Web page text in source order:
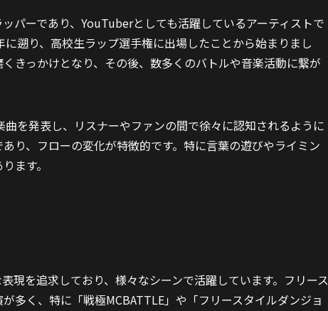
パーであり、YouTuberとしても活躍しているアーティストで
遡り、高校生ラップ選手権に出場したことから始まりまし
きっかけとなり、その後、数多くのバトルや音楽活動に繋が
を発表し、リスナーやファンの間で徐々に認知されるように
り、フローの変化が特徴的です。特に言葉の遊びやライミン
ます。
現を追求しており、様々なシーンで活躍しています。フリース
多く、特に「戦極MCBATTLE」や「フリースタイルダンジョ